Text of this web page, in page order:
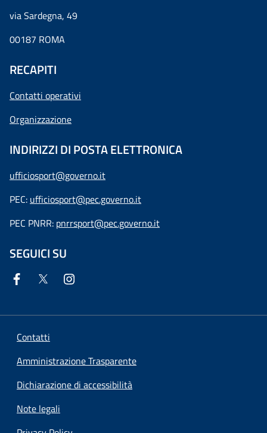
via Sardegna, 49
00187 ROMA
RECAPITI
Contatti operativi
Organizzazione
INDIRIZZI DI POSTA ELETTRONICA
ufficiosport@governo.it
PEC: ufficiosport@pec.governo.it
PEC PNRR: pnrrsport@pec.governo.it
SEGUICI SU
Contatti
Amministrazione Trasparente
Dichiarazione di accessibilità
Note legali